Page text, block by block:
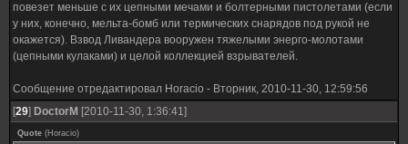
повезет меньше с их цепными мечами и болтерными пистолетами (если
у них, конечно, мельта-бомб или термических снарядов под рукой не
окажется). Взвод Ливандера вооружен тяжелыми энерго-молотами
(цепными кулаками) и целой коллекцией взрывателей.
Сообщение отредактировал Horacio - Вторник, 2010-11-30, 12:59:56
[29] DoctorM [2010-11-30, 1:36:41]
Quote (Horacio)